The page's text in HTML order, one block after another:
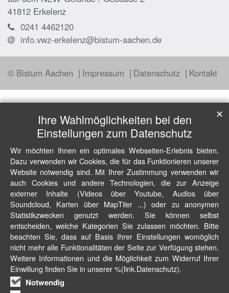
41812 Erkelenz
0241 4462120
info.vwz-erkelenz@bistum-aachen.de
© Bistum Aachen Impressum Datenschutz Kontakt
Ihre Wahlmöglichkeiten bei den
Einstellungen zum Datenschutz
Wir möchten Ihnen ein optimales Webseiten-Erlebnis bieten.
Dazu verwenden wir Cookies, die für das Funktionieren unserer
Website notwendig sind. Mit Ihrer Zustimmung verwenden wir
auch Cookies und andere Technologien, die zur Anzeige
externer Inhalte (Videos über Youtube, Audios über
Soundcloud, Karten über MapTiler ...) oder zu anonymen
Statistikzwecken genutzt werden. Sie können selbst
entscheiden, welche Kategorien Sie zulassen möchten. Bitte
beachten Sie, dass auf Basis Ihrer Einstellungen womöglich
nicht mehr alle Funktionalitäten der Seite zur Verfügung stehen.
Weitere Informationen und die Möglichkeit zum Widerruf Ihrer
Einwillung finden Sie in unserer %(link.Datenschutz).
Notwendig
✕